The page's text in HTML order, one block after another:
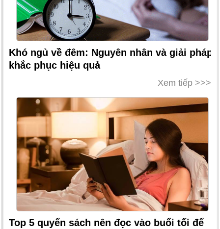
Khó ngủ về đêm: Nguyên nhân và giải pháp
khắc phục hiệu quả
Xem tiếp >>>
Top 5 quyển sách nên đọc vào buổi tối để